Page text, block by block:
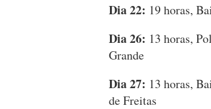
Dia 22: 19 horas,
Dia 26: 13 horas,
Grande
Dia 27: 13 horas,
de Freitas